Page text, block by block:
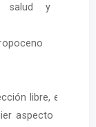
y la
libre, en la
aspecto del